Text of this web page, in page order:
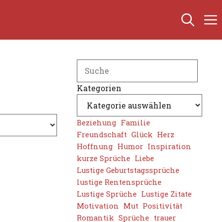
Kategorien
Beziehung Familie
Freundschaft Glück Herz
Hoffnung Humor Inspiration
kurze Sprüche Liebe
Lustige Geburtstagssprüche
lustige Rentensprüche
Lustige Sprüche Lustige Zitate
Motivation Mut Positivität
Romantik Sprüche trauer